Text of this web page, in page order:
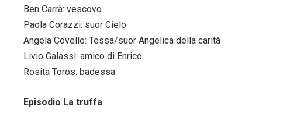
Ben Carrà: vescovo
Paola Corazzi: suor Cielo
Angela Covello: Tessa/suor Angelica della carità
Livio Galassi: amico di Enrico
Rosita Toros: badessa
Episodio La truffa